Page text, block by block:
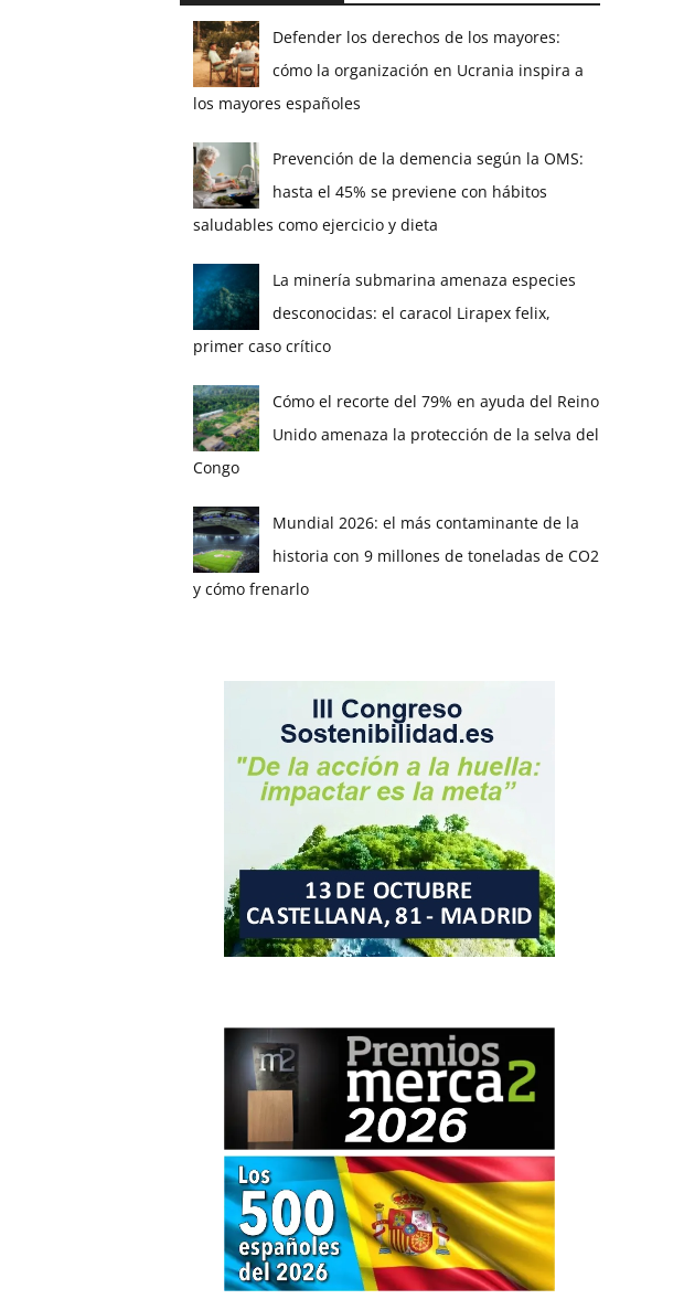
Defender los derechos de los mayores:
cómo la organización en Ucrania inspira a
los mayores españoles
Prevención de la demencia según la OMS:
hasta el 45% se previene con hábitos
saludables como ejercicio y dieta
La minería submarina amenaza especies
desconocidas: el caracol Lirapex felix,
primer caso crítico
Cómo el recorte del 79% en ayuda del Reino
Unido amenaza la protección de la selva del
Congo
Mundial 2026: el más contaminante de la
historia con 9 millones de toneladas de CO2
y cómo frenarlo